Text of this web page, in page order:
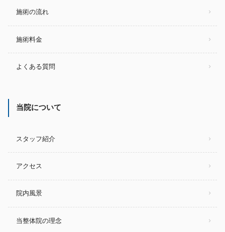
施術の流れ
施術料金
よくある質問
当院について
スタッフ紹介
アクセス
院内風景
当整体院の理念